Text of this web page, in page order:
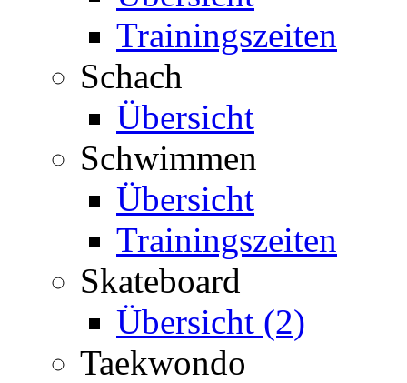
Trainingszeiten
Schach
Übersicht
Schwimmen
Übersicht
Trainingszeiten
Skateboard
Übersicht (2)
Taekwondo